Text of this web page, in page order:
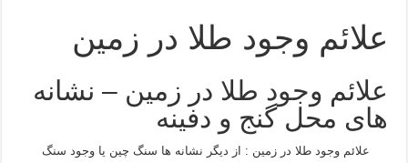
علائم وجود طلا در زمین
علائم وجود طلا در زمین – نشانه
های محل گنج و دفینه
علائم وجود طلا در زمین : از دیگر نشانه ها سنگ چین یا وجود سنگ